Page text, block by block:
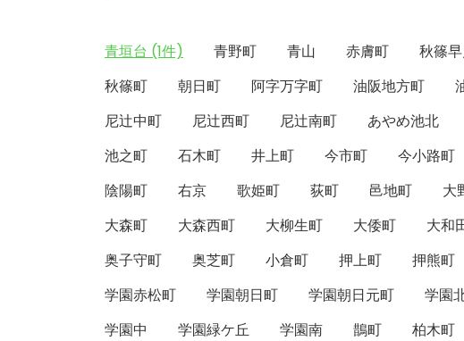
青垣台 (1件) 青野町 青山 赤膚町 秋篠
秋篠町
朝日町 阿字万字町 油阪地方町
尼辻中町
尼辻西町 尼辻南町 あやめ池北
池之町
石木町 井上町 今市町 今小路町
陰陽町
右京 歌姫町 荻町 邑地町 大
大森町
大森西町 大柳生町 大倭町 大和
奥子守町
奥芝町 小倉町 押上町 押熊町
学園赤松町
学園朝日町 学園朝日元町 学園
学園中
学園緑ケ丘 学園南 鵲町 柏木町